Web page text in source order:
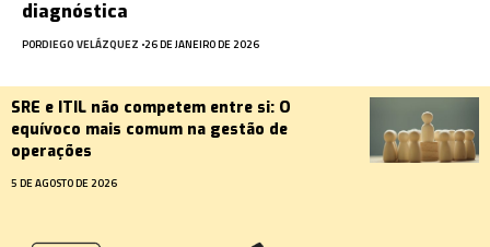
diagnóstica
PORDIEGO VELÁZQUEZ 26 DE JANEIRO DE 2026
SRE e ITIL não competem entre si: O
equívoco mais comum na gestão de
operações
5 DE AGOSTO DE 2026